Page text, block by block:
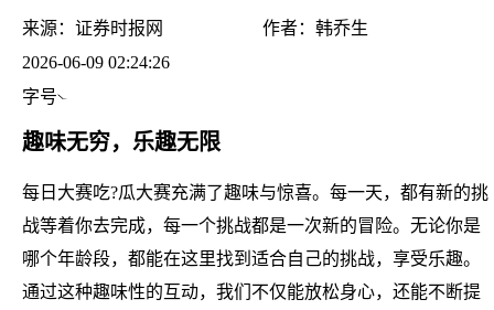
来源： 证券时报网 作者： 韩乔生
2026-06-09 02:24:26
字号
趣味无穷，乐趣无限
每日大赛吃?瓜大赛充满了趣味与惊喜。每一天，都有新的挑
战等着你去完成，每一个挑战都是一次新的冒险。无论你是
哪个年龄段，都能在这里找到适合自己的挑战，享受乐趣。
通过这种趣味性的互动，我们不仅能放松身心，还能不断提